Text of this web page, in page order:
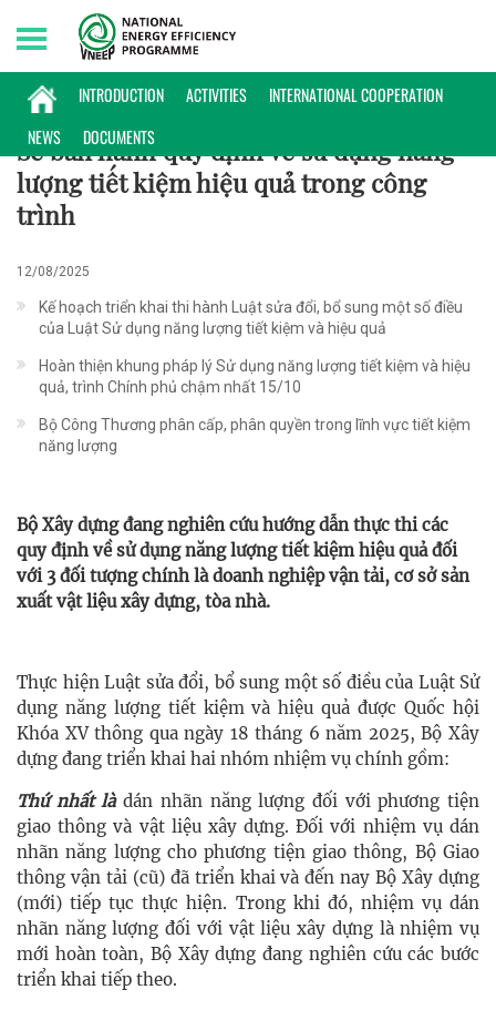
INTRODUCTION ACTIVITIES
INTERNATIONAL COOPERATION
NEWS
DOCUMENTS
Saturday, 08/08/2026 | 13:46 GMT+7
HOẠT ĐỘNG
Sẽ ban hành quy định về sử dụng năng
lượng tiết kiệm hiệu quả trong công
trình
12/08/2025
Kế hoạch triển khai thi hành Luật sửa đổi, bổ sung một số điều
của Luật Sử dụng năng lượng tiết kiệm và hiệu quả
Hoàn thiện khung pháp lý Sử dụng năng lượng tiết kiệm và hiệu
quả, trình Chính phủ chậm nhất 15/10
Bộ Công Thương phân cấp, phân quyền trong lĩnh vực tiết kiệm
năng lượng
Bộ Xây dựng đang nghiên cứu hướng dẫn thực thi các
quy định về sử dụng năng lượng tiết kiệm hiệu quả đối
với 3 đối tượng chính là doanh nghiệp vận tải, cơ sở sản
xuất vật liệu xây dựng, tòa nhà.
Thực hiện Luật sửa đổi, bổ sung một số điều của Luật Sử
dụng năng lượng tiết kiệm và hiệu quả được Quốc hội
Khóa XV thông qua ngày 18 tháng 6 năm 2025, Bộ Xây
dựng đang triển khai hai nhóm nhiệm vụ chính gồm:
Thứ nhất làdán nhãn năng lượng đối với phương tiện
giao thông và vật liệu xây dựng. Đối với nhiệm vụ dán
nhãn năng lượng cho phương tiện giao thông, Bộ Giao
thông vận tải (cũ) đã triển khai và đến nay Bộ Xây dựng
(mới) tiếp tục thực hiện. Trong khi đó, nhiệm vụ dán
nhãn năng lượng đối với vật liệu xây dựng là nhiệm vụ
mới hoàn toàn, Bộ Xây dựng đang nghiên cứu các bước
triển khai tiếp theo.